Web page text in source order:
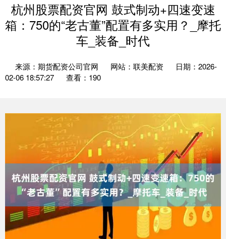
杭州股票配资官网 鼓式制动+四速变速
箱：750的“老古董”配置有多实用？_摩托
车_装备_时代
来源：期货配资公司官网 网站：联美配资
日期：2026-
02-06 18:57:27
查看：190